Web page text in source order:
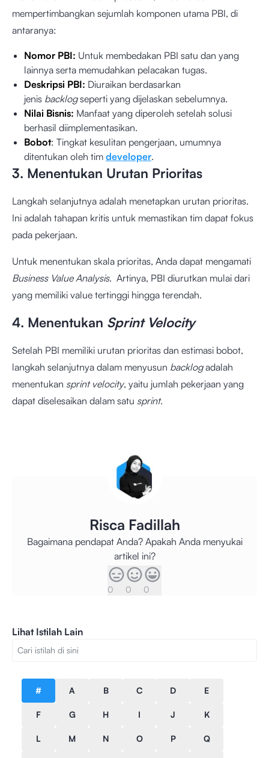
mempertimbangkan sejumlah komponen utama PBI, di
antaranya:
Nomor PBI: Untuk membedakan PBI satu dan yang
lainnya serta memudahkan pelacakan tugas.
Deskripsi PBI: Diuraikan berdasarkan
jenis backlogseperti yang dijelaskan sebelumnya.
Nilai Bisnis: Manfaat yang diperoleh setelah solusi
berhasil diimplementasikan.
Bobot: Tingkat kesulitan pengerjaan, umumnya
ditentukan oleh tim developer.
3. Menentukan Urutan Prioritas
Langkah selanjutnya adalah menetapkan urutan prioritas.
Ini adalah tahapan kritis untuk memastikan tim dapat fokus
pada pekerjaan.
Untuk menentukan skala prioritas, Anda dapat mengamati
Business Value Analysis. Artinya, PBI diurutkan mulai dari
yang memiliki value tertinggi hingga terendah.
4. Menentukan Sprint Velocity
Setelah PBI memiliki urutan prioritas dan estimasi bobot,
langkah selanjutnya dalam menyusun backlogadalah
menentukan sprint velocity, yaitu jumlah pekerjaan yang
dapat diselesaikan dalam satu sprint.
Risca Fadillah
Bagaimana pendapat Anda? Apakah Anda menyukai
artikel ini?
0 0 0
Lihat Istilah Lain
# A B C D E
F G H I J K
L M N O P Q